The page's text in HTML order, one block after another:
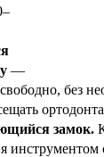
—
без
замок.
инструментом